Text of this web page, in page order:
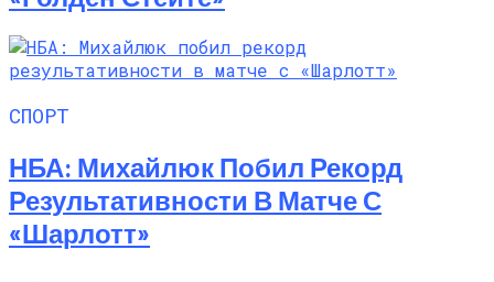
СПОРТ
НБА: Михайлюк Побил Рекорд
Результативности В Матче С
«Шарлотт»